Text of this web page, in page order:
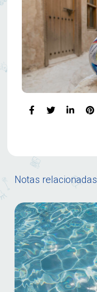
Notas relacionadas